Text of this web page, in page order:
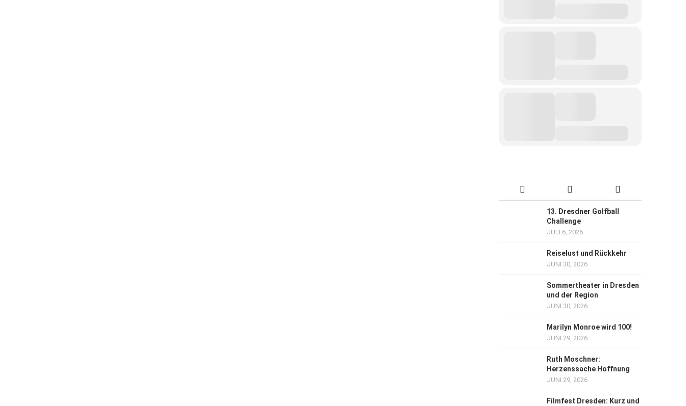
13. Dresdner Golfball
Challenge
JULI 6, 2026
Reiselust und Rückkehr
JUNI 30, 2026
Sommertheater in Dresden
und der Region
JUNI 30, 2026
Marilyn Monroe wird 100!
JUNI 29, 2026
Ruth Moschner:
Herzenssache Hoffnung
JUNI 29, 2026
Filmfest Dresden: Kurz und